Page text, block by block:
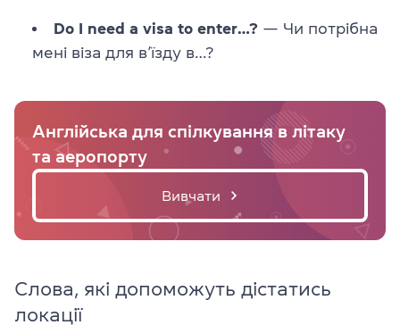
Do I need a visa to enter…? — Чи потрібна
мені віза для в’їзду в…?
Англійська для спілкування в літаку
та аеропорту
Вивчати
Слова, які допоможуть дістатись
локації